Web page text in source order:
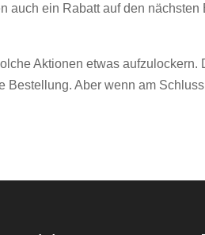
ein Rabatt auf den
Aktionen etwas aufzulockern.
Aber wenn am